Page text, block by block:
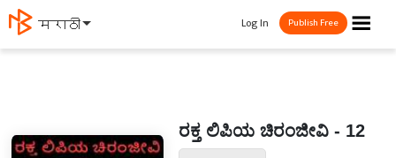
मराठी ☰
Log In Publish Free
ರಕ್ತ ಲಿಪಿಯ ಚಿರಂಜೀವಿ - 12